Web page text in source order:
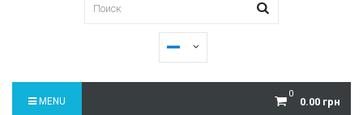
0
0.00 грн
MENU